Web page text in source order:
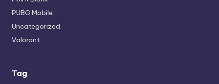
PUBG Mobile
Uncategorized
Valorant
Tag